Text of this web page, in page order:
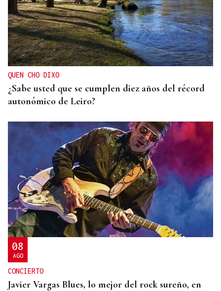
El doble bikini como filosofía de vida
QUEN CHO DIXO
¿Sabe usted que se cumplen diez años del récord
autonómico de Leiro?
08
AGO
CONCIERTO
Javier Vargas Blues, lo mejor del rock sureño, en